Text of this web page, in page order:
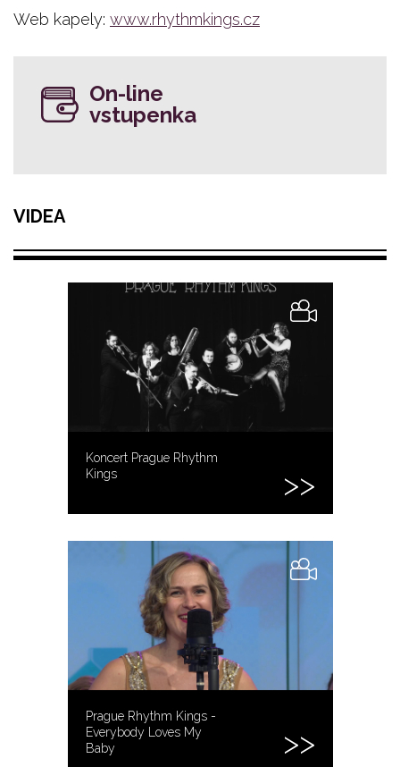
Web kapely: www.rhythmkings.cz
On-line
vstupenka
VIDEA
Koncert Prague Rhythm
Kings
Prague Rhythm Kings -
Everybody Loves My
Baby